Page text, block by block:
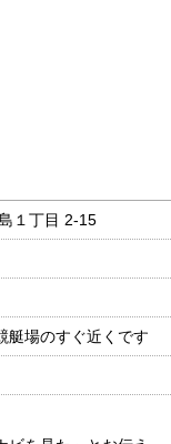
１丁目 2-15
艇場のすぐ近くです